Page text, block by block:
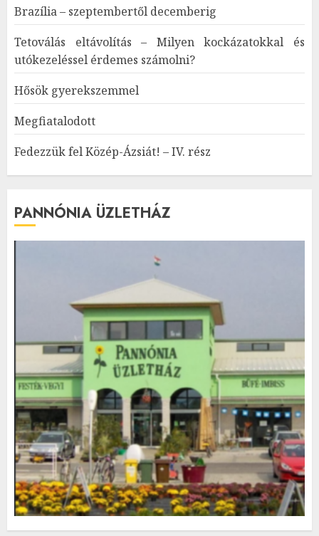
Brazília – szeptembertől decemberig
Tetoválás eltávolítás – Milyen kockázatokkal és
utókezeléssel érdemes számolni?
Hősök gyerekszemmel
Megfiatalodott
Fedezzük fel Közép-Ázsiát! – IV. rész
PANNÓNIA ÜZLETHÁZ